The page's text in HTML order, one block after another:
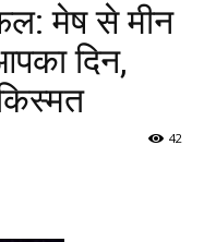
मेष से मीन
दिन,
42